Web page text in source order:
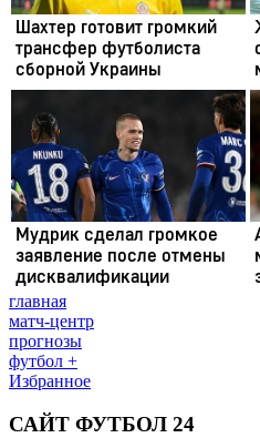
главная
матч-центр
прогнозы
футбол +
Избранное
САЙТ ФУТБОЛ 24